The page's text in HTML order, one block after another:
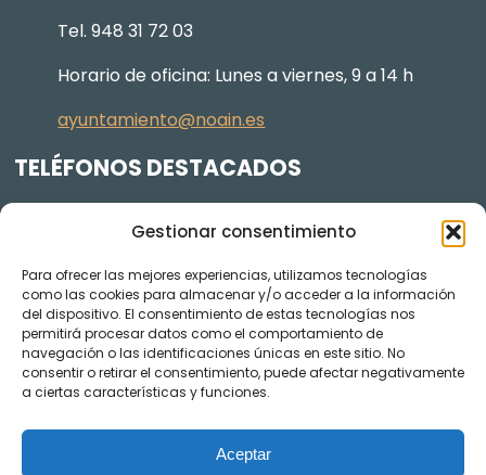
Gestionar consentimiento
Para ofrecer las mejores experiencias, utilizamos tecnologías
como las cookies para almacenar y/o acceder a la información
del dispositivo. El consentimiento de estas tecnologías nos
permitirá procesar datos como el comportamiento de
navegación o las identificaciones únicas en este sitio. No
consentir o retirar el consentimiento, puede afectar negativamente
a ciertas características y funciones.
Aceptar
Tel. 948 31 72 03
Horario de oficina: Lunes a viernes, 9 a 14 h
ayuntamiento@noain.es
TELÉFONOS DESTACADOS
605 834 045
Jardinería y Agenda Local 2030
948 074 848
TRANSPARENCIA
Videos de los plenos en YouTube